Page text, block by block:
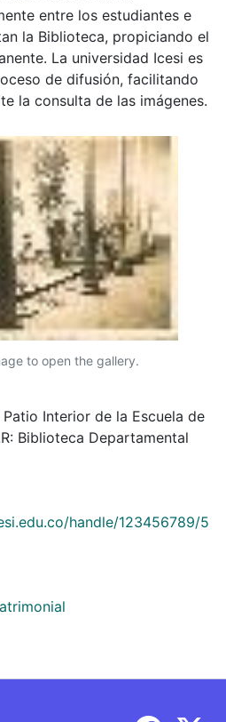
entre los estudiantes e
la Biblioteca, propiciando el
La universidad Icesi es
de difusión, facilitando
la consulta de las imágenes.
to open the gallery.
Patio Interior de la Escuela de
Biblioteca Departamental
handle/123456789/5